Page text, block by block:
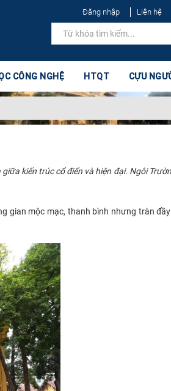
Đăng nhập Liên hệ
CÔNG NGHỆ HTQT CỰU
kiến trúc cổ điển và hiện đại. Ngôi
gian mộc mạc, thanh bình nhưng tràn